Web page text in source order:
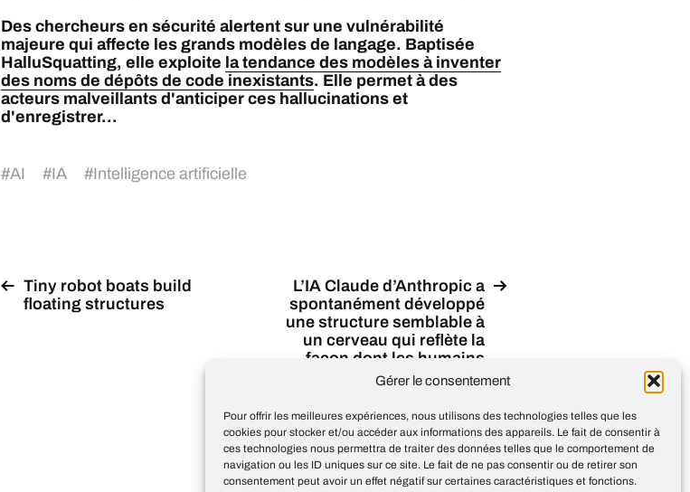
Gérer le consentement
Pour offrir les meilleures expériences, nous utilisons des technologies telles que les
cookies pour stocker et/ou accéder aux informations des appareils. Le fait de consentir à
ces technologies nous permettra de traiter des données telles que le comportement de
navigation ou les ID uniques sur ce site. Le fait de ne pas consentir ou de retirer son
consentement peut avoir un effet négatif sur certaines caractéristiques et fonctions.
Des chercheurs en sécurité alertent sur une vulnérabilité
majeure qui affecte les grands modèles de langage. Baptisée
HalluSquatting, elle exploite la tendance des modèles à inventer
des noms de dépôts de code inexistants. Elle permet à des
acteurs malveillants d'anticiper ces hallucinations et
d'enregistrer...
#AI #IA #Intelligence artificielle
Tiny robot boats build
floating structures
L’IA Claude d’Anthropic a
spontanément développé
une structure semblable à
un cerveau qui reflète la
façon dont les humains
pensent : « J-space »
des pensées complexes